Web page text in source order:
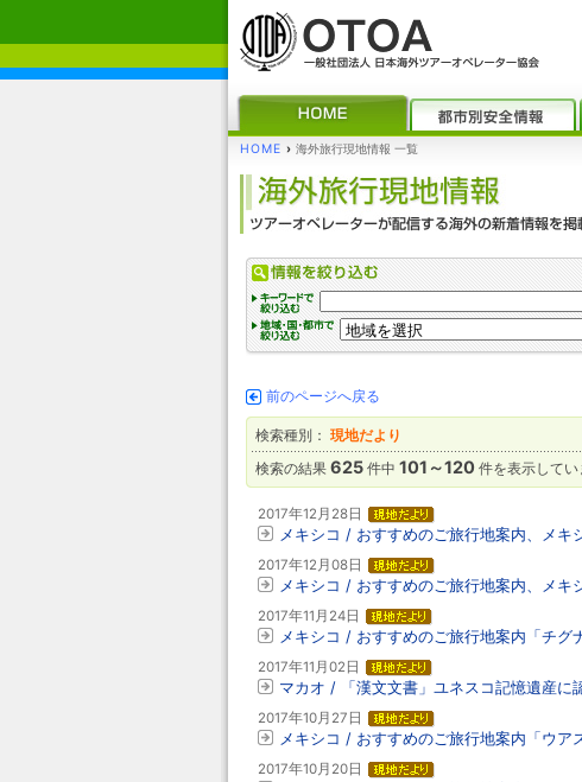
HOME › 海外旅行現地情報 一覧
前のページへ戻る
検索種別： 現地だより
検索の結果 625 件中 101～120 件を表示してい
2017年12月28日
メキシコ / おすすめのご旅行地案内、メキ
2017年12月08日
メキシコ / おすすめのご旅行地案内、メキ
2017年11月24日
メキシコ / おすすめのご旅行地案内「チグ
2017年11月02日
マカオ / 「漢文文書」ユネスコ記憶遺産に
2017年10月27日
メキシコ / おすすめのご旅行地案内「ウア
2017年10月20日